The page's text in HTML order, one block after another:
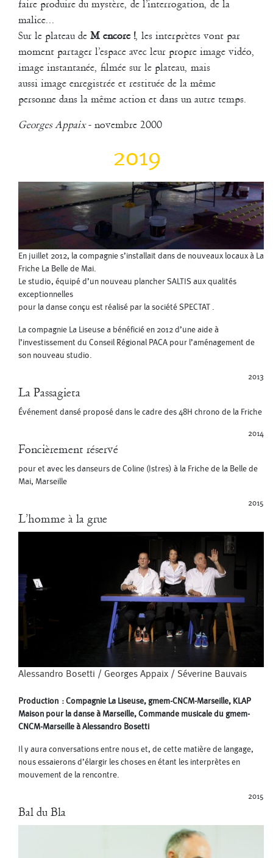
faire produire du mystère, de l’interrogation, de la
malice...
Sur le plateau de M encore !, les interprètes vont par
moment partager l’espace avec leur propre image vidéo,
image instantanée, filmée sur le plateau, mais
aussi image enregistrée et restituée de la même
personne dans la même action et dans un autre temps.
Georges Appaix- novembre 2000
2019
DDDrinking the rain » est une création qui s’appuie sur l’écriture de
biographies des danseurs en partie imaginaires entremêlant textes et
mouvements. Les danseurs mettent en jeu leurs propres énergies et
musicalités à travers un travail de composition.
Nouveau studio à la Friche
En juillet 2012, la compagnie s’installait dans de nouveaux locaux à La
Friche La Belle de Mai.
Le studio, équipé d’un nouveau plancher SALTIS aux qualités
exceptionnelles
pour la danse conçu est réalisé par la société SPECTAT .
La compagnie La Liseuse a bénéficié en 2012 d’une aide à
l’investissement du Conseil Régional PACA pour l’aménagement de
son nouveau studio.
2013
La Passagieta
Événement dansé proposé dans le cadre des 48H chrono de la Friche
2014
Foncièrement réservé
pour et avec les danseurs de Coline (Istres) à la Friche de la Belle de
Mai, Marseille
2015
L’homme à la grue
Alessandro Bosetti / Georges Appaix / Séverine Bauvais
Production : Compagnie La Liseuse, gmem-CNCM-Marseille, KLAP
Maison pour la danse à Marseille, Commande musicale du gmem-
CNCM-Marseille à Alessandro Bosetti
Il y aura conversations entre nous et, de cette matière de langage,
nous essaierons d’élargir les choses en étant les interprètes en
mouvement de la rencontre.
2015
Bal du Bla